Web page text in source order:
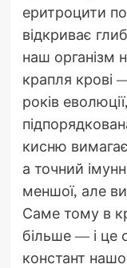
еритроцити
відкриває
наш організм
крапля крові
років
кисню вимагає
а точний
меншої, але
Саме тому в
більше — і це
констант